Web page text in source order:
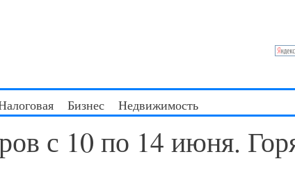
Бизнес Недвижимость
с 10 по 14 июня.